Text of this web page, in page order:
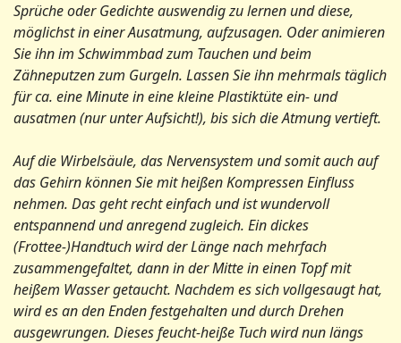
Sprüche oder Gedichte auswendig zu lernen und diese,
möglichst in einer Ausatmung, aufzusagen. Oder animieren
Sie ihn im Schwimmbad zum Tauchen und beim
Zähneputzen zum Gurgeln. Lassen Sie ihn mehrmals täglich
für ca. eine Minute in eine kleine Plastiktüte ein- und
ausatmen (nur unter Aufsicht!), bis sich die Atmung vertieft.
Auf die Wirbelsäule, das Nervensystem und somit auch auf
das Gehirn können Sie mit heißen Kompressen Einfluss
nehmen. Das geht recht einfach und ist wundervoll
entspannend und anregend zugleich. Ein dickes
(Frottee-)Handtuch wird der Länge nach mehrfach
zusammengefaltet, dann in der Mitte in einen Topf mit
heißem Wasser getaucht. Nachdem es sich vollgesaugt hat,
wird es an den Enden festgehalten und durch Drehen
ausgewrungen. Dieses feucht-heiße Tuch wird nun längs